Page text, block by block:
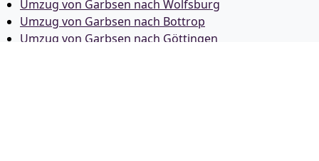
Umzug von Garbsen nach Wolfsburg
Umzug von Garbsen nach Bottrop
Umzug von Garbsen nach Göttingen